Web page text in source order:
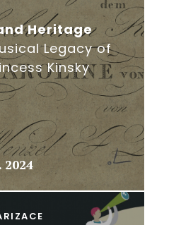
Heritage
Legacy of
Kinsky
2024